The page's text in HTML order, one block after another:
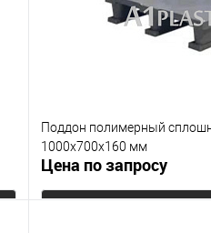
Поддон полимерный
1000х700х160 мм
Цена по запросу